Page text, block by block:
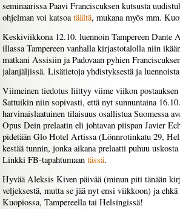
seminaarissa Paavi Franciscuksen kutsusta
ohjelman voi katsoatäältä, mukana myös mm.
Keskiviikkona 12.10. luennoin Tampereen Dante
illassa Tampereen vanhalla kirjastotalolla niin
matkani Assisiin ja Padovaan pyhien
jalanjäljissä. Lisätietoja yhdistyksestä ja
Viimeinen tiedotus liittyy viime viikon postauksen
Sattuikin niin sopivasti, että nyt sunnuntaina
harvinaislaatuinen tilaisuus osallistua Suomessa
Opus Dein prelaatin eli johtavan piispan Javier
pidetään Glo Hotel Artissa (Lönnrotinkatu 29,
kestää tunnin, jonka aikana prelaatti puhuu
Linkki FB-tapahtumaan tässä.
Hyvää Aleksis Kiven päivää (minun piti tänään
veljeksestä, mutta se jää nyt ensi viikkoon) ja
Kuopiossa, Tampereella tai Helsingissä!